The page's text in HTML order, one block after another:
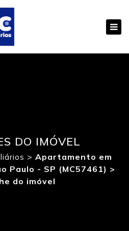
DO IMÓVEL
> Apartamento em
Paulo - SP (MC57461) >
do imóvel